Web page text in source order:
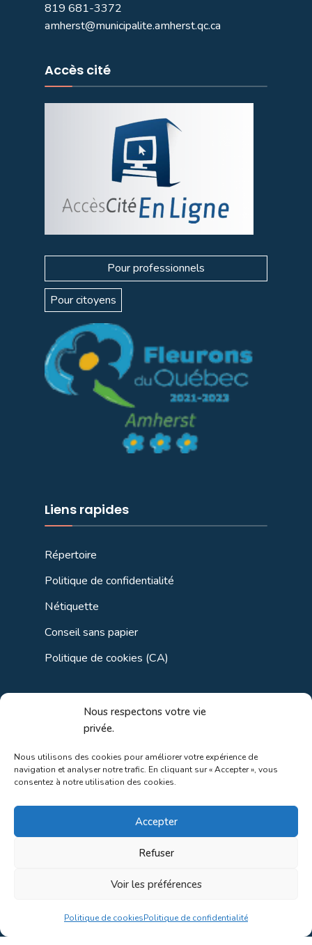
Nous respectons votre vie
privée.
Nous utilisons des cookies pour améliorer votre expérience de
navigation et analyser notre trafic. En cliquant sur « Accepter », vous
consentez à notre utilisation des cookies.
Accepter
Refuser
Voir les préférences
Politique de cookiesPolitique de confidentialité
819 681-3372
amherst@municipalite.amherst.qc.ca
Accès cité
Pour professionnels
Pour citoyens
Liens rapides
Répertoire
Politique de confidentialité
Nétiquette
Conseil sans papier
Politique de cookies (CA)
Liens utiles
Liens régionaux
Liens gouvernements
Liens touristiques
Au coeur de la nature!